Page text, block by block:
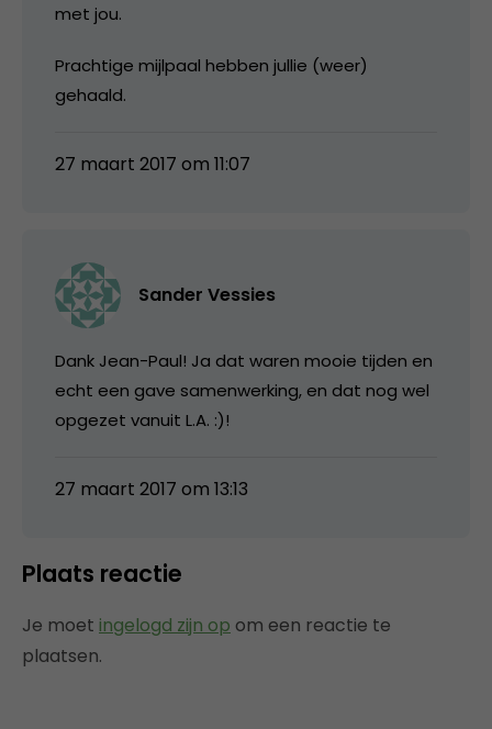
met jou.
Prachtige mijlpaal hebben jullie (weer)
gehaald.
27 maart 2017 om 11:07
Sander Vessies
Dank Jean-Paul! Ja dat waren mooie tijden en
echt een gave samenwerking, en dat nog wel
opgezet vanuit L.A. :)!
27 maart 2017 om 13:13
Plaats reactie
Je moet ingelogd zijn op om een reactie te
plaatsen.